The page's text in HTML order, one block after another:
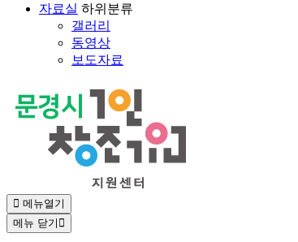
자료실 하위분류
갤러리
동영상
보도자료
메뉴열기
메뉴 닫기